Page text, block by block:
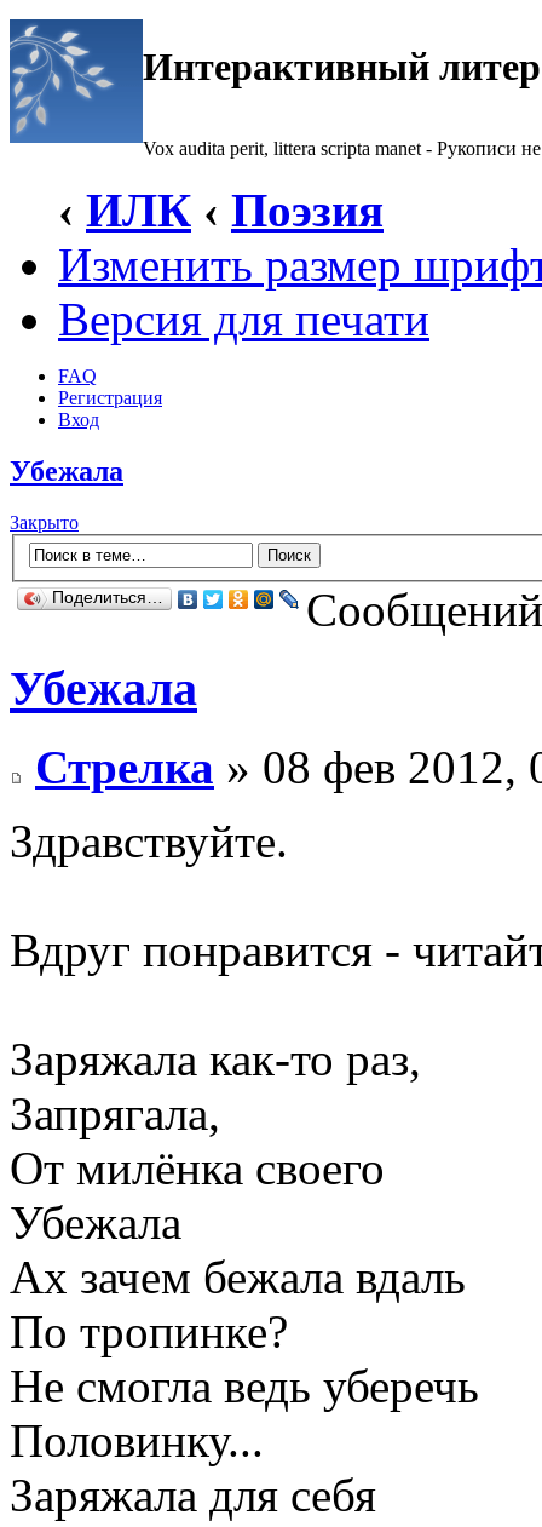
Интерактивный
Vox audita perit, littera scripta manet - Рукописи не
‹ ИЛК ‹ Поэзия
Изменить размер
Версия для печати
FAQ
Регистрация
Вход
Убежала
Закрыто
Поделиться…
Убежала
Стрелка » 08 фев 2012,
Здравствуйте.
Вдруг понравится -
Заряжала как-то раз,
Запрягала,
От милёнка своего
Убежала
Ах зачем бежала вдаль
По тропинке?
Не смогла ведь уберечь
Половинку...
Заряжала для себя